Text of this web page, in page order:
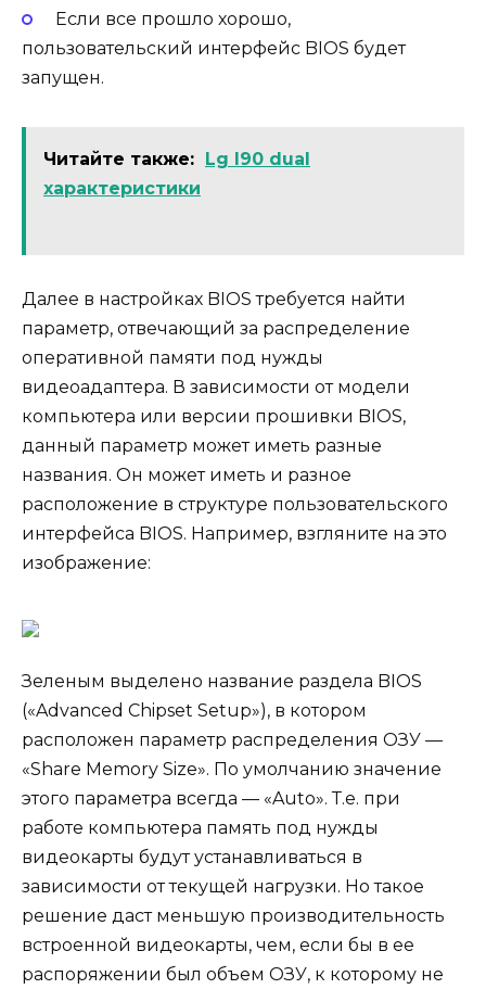
Если все прошло хорошо,
пользовательский интерфейс BIOS будет
запущен.
Читайте также: Lg l90 dual
характеристики
Далее в настройках BIOS требуется найти
параметр, отвечающий за распределение
оперативной памяти под нужды
видеоадаптера. В зависимости от модели
компьютера или версии прошивки BIOS,
данный параметр может иметь разные
названия. Он может иметь и разное
расположение в структуре пользовательского
интерфейса BIOS. Например, взгляните на это
изображение:
Зеленым выделено название раздела BIOS
(«Advanced Chipset Setup»), в котором
расположен параметр распределения ОЗУ —
«Share Memory Size». По умолчанию значение
этого параметра всегда — «Auto». Т.е. при
работе компьютера память под нужды
видеокарты будут устанавливаться в
зависимости от текущей нагрузки. Но такое
решение даст меньшую производительность
встроенной видеокарты, чем, если бы в ее
распоряжении был объем ОЗУ, к которому не